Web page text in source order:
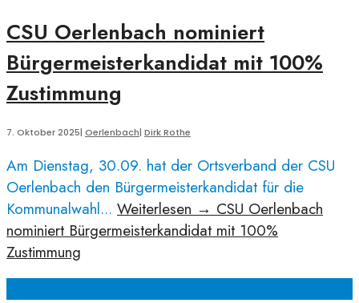
CSU Oerlenbach nominiert
Bürgermeisterkandidat mit 100%
Zustimmung
7. Oktober 2025| Oerlenbach| Dirk Rothe
Am Dienstag, 30.09. hat der Ortsverband der CSU
Oerlenbach den Bürgermeisterkandidat für die
Kommunalwahl... Weiterlesen → CSU Oerlenbach
nominiert Bürgermeisterkandidat mit 100%
Zustimmung